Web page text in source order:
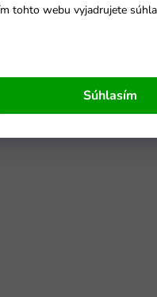
tohto webu vyjadrujete
Súhlasím